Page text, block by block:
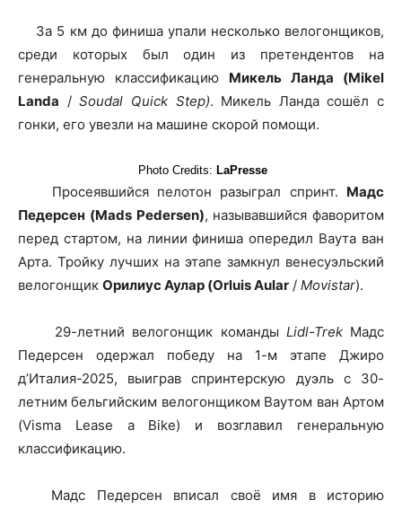
За 5 км до финиша упали несколько велогонщиков,
среди которых был один из претендентов на
генеральную классификацию Микель Ланда (Mikel
Landa /Soudal Quick Step). Микель Ланда сошёл с
гонки, его увезли на машине скорой помощи.
Photo Credits: LaPresse
Просеявшийся пелотон разыграл спринт. Мадс
Педерсен (Mads Pedersen), называвшийся фаворитом
перед стартом, на линии финиша опередил Ваута ван
Арта. Тройку лучших на этапе замкнул венесуэльский
велогонщик Орилиус Аулар (Orluis Aular / Movistar).
29-летний велогонщик команды Lidl-TrekМадс
Педерсен одержал победу на 1-м этапе Джиро
д’Италия-2025, выиграв спринтерскую дуэль с 30-
летним бельгийским велогонщиком Ваутом ван Артом
(Visma Lease a Bike) и возглавил генеральную
классификацию.
Мадс Педерсен вписал своё имя в историю